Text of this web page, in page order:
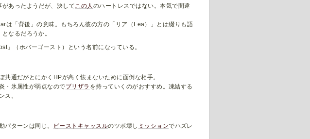
あったようだが、決してこの人 のハートレスではない。本気で間違
は「背後」の意味。もちろん彼の方の「リア（Lea）」とは綴りも語
なるだろうか。
」（ホバーゴースト）という名前になっている。
通だがとにかくHPが高く怯まないために面倒な相手。
・氷属性が弱点なのでブリザラ を持っていくのがおすすめ。凍結する
ス。
パターンは同じ。 ビーストキャッスルのツボ壊し ミッションでハズレ